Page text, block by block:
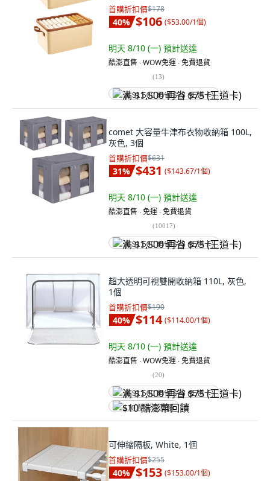
首購折扣價$178
40% $106 ($53.00/1個)
明天 8/10 (一) 預計送達
酷澎直售 ∙ WOW免運 ∙ 免費退貨
(13)
满 $1,500 再省 $75 (王道卡)
comet 大容量牛津布衣物收納箱 100L,
灰色, 3個
首購折扣價$631
31% $431 ($143.67/1個)
明天 8/10 (一) 預計送達
酷澎直售 ∙ 免運 ∙ 免費退貨
(10017)
满 $1,500 再省 $75 (王道卡)
超大透明可視雙開收納箱 110L, 灰色,
1個
首購折扣價$190
40% $114 ($114.00/1個)
明天 8/10 (一) 預計送達
酷澎直售 ∙ WOW免運 ∙ 免費退貨
(20)
满 $1,500 再省 $75 (王道卡)
$10 酷澎幣回饋
可伸縮隔板, White, 1個
首購折扣價$255
40% $153 ($153.00/1個)